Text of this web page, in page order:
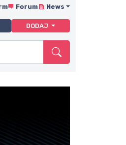
Forum News
DODAJ